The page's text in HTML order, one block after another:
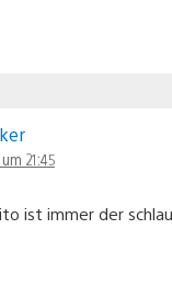
um 21:45
ist immer der